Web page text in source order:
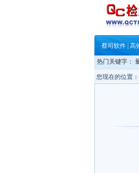
铸就AI服务
ZEISS
蔡司和亿纬
·大牌云集 买
·蔡司软件 | 高
·铸就AI服务
·铸就AI服务
·ZEISS
·蔡司和亿纬
热门关键字：
您现在的位置：